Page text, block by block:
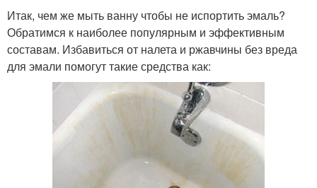
Итак, чем же мыть ванну чтобы не испортить эмаль?
Обратимся к наиболее популярным и эффективным
составам. Избавиться от налета и ржавчины без вреда
для эмали помогут такие средства как: